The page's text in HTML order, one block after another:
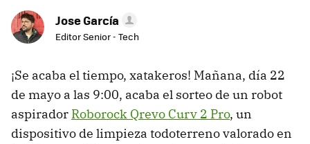
Jose García
Editor Senior - Tech
¡Se acaba el tiempo, xatakeros! Mañana, día 22
de mayo a las 9:00, acaba el sorteo de un robot
aspirador Roborock Qrevo Curv 2 Pro, un
dispositivo de limpieza todoterreno valorado en